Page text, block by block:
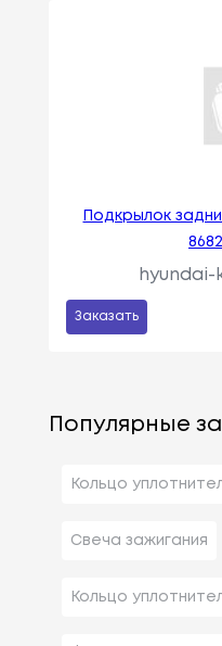
Подкрылок
hyundai-
Заказать
Популярные
Кольцо
Свеча зажигания
Кольцо